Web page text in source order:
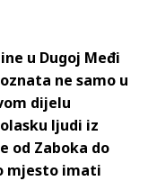
u Dugoj Međi
ne samo u
dijelu
ljudi iz
od Zaboka do
mjesto imati